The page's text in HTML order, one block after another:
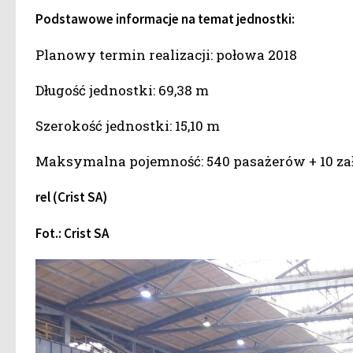
Podstawowe informacje na temat jednostki:
Planowy termin realizacji: połowa 2018
Długość jednostki: 69,38 m
Szerokość jednostki: 15,10 m
Maksymalna pojemność: 540 pasażerów + 10
rel (Crist SA)
Fot.: Crist SA